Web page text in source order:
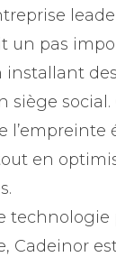
un pas
installant
siège
l’empreinte
en
technologie
Cadeinor